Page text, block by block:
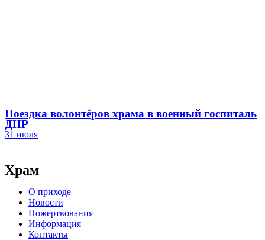
Поездка волонтёров храма в военный госпиталь
ДНР
31 июля
Храм
О приходе
Новости
Пожертвования
Информация
Контакты